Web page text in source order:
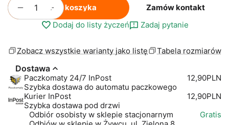
+
− Do koszyka
Zamów kontakt
Dodaj do listy życzeń
Zadaj pytanie
Zobacz wszystkie warianty jako listę Tabela rozmiarów
Dostawa
Paczkomaty 24/7 InPost
Szybka dostawa do automatu paczkowego
12,90PLN
Kurier InPost
Szybka dostawa pod drzwi
12,90PLN
Odbiór osobisty w sklepie stacjonarnym
Gratis